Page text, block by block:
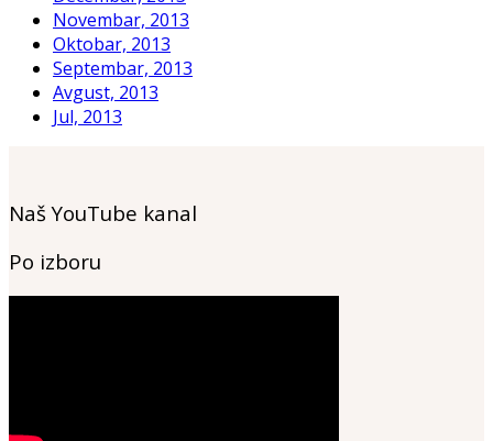
Novembar, 2013
Oktobar, 2013
Septembar, 2013
Avgust, 2013
Jul, 2013
Naš YouTube kanal
Po izboru